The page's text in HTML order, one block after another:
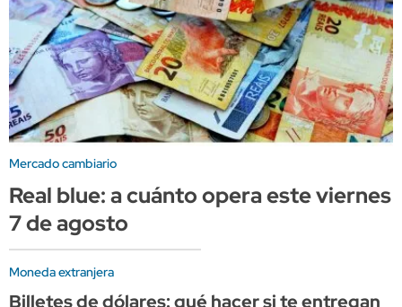
Mercado cambiario
Real blue: a cuánto opera este viernes
7 de agosto
Moneda extranjera
Billetes de dólares: qué hacer si te entregan